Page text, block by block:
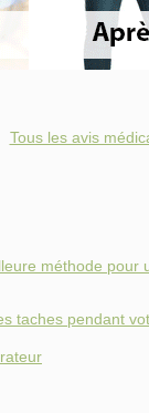
Tous les avis
méthode pour
taches pendant